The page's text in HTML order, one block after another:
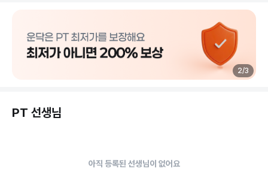
2/3
PT 선생님
아직 등록된 선생님이 없어요